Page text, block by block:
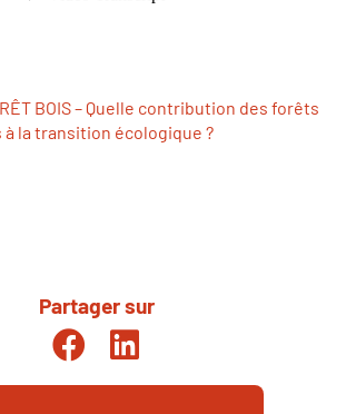
BOIS – Quelle contribution des forêts
la transition écologique ?
Partager sur
Partager sur Facebook
Partager sur Linkedin